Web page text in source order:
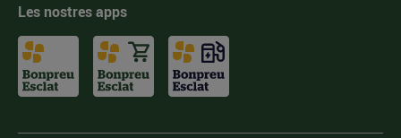
Les nostres apps